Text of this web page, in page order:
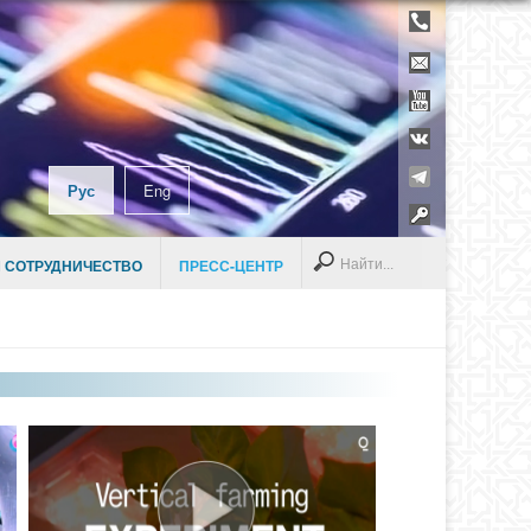
Рус Eng
ПРЕСС-ЦЕНТР
Search